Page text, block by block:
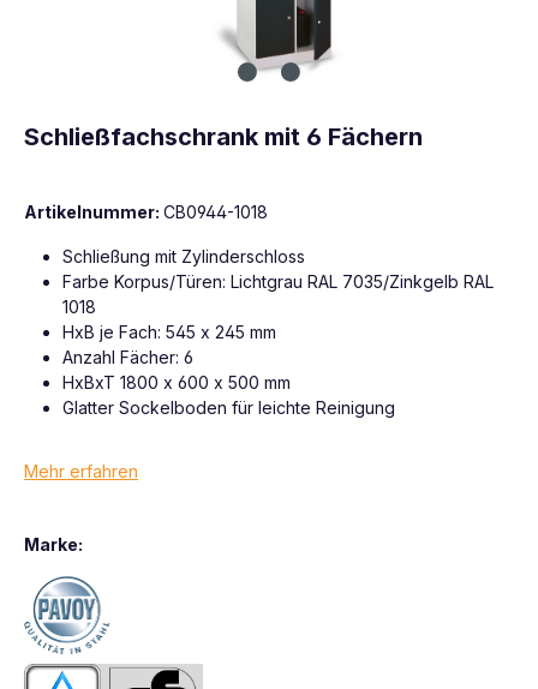
Schließfachschrank mit 6 Fächern
Artikelnummer: CB0944-1018
Schließung mit Zylinderschloss
Farbe Korpus/Türen: Lichtgrau RAL 7035/Zinkgelb RAL
1018
HxB je Fach: 545 x 245 mm
Anzahl Fächer: 6
HxBxT 1800 x 600 x 500 mm
Glatter Sockelboden für leichte Reinigung
Mehr erfahren
Marke: